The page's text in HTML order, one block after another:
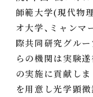
師範大学(現代物
オ大学、ミャンマ
際共同研究グル
らの機関は実験
の実施に貢献しま
を用意し光学顕